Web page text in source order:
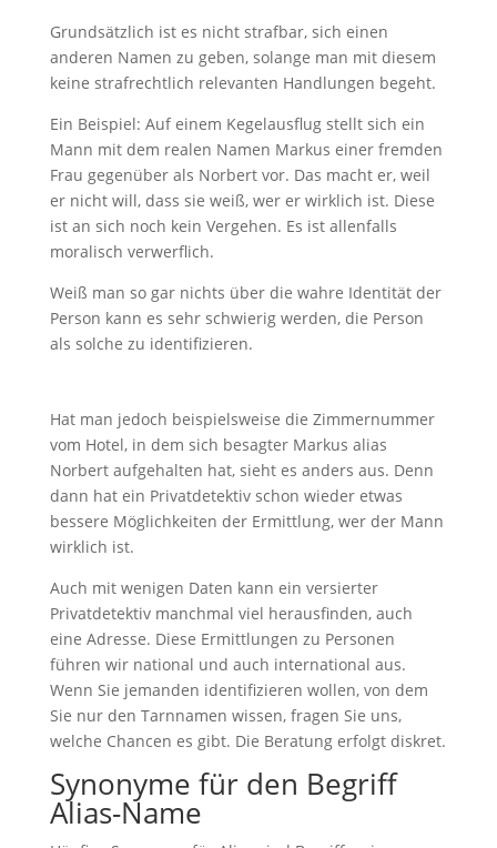
Grundsätzlich ist es nicht strafbar, sich einen
anderen Namen zu geben, solange man mit diesem
keine strafrechtlich relevanten Handlungen begeht.
Ein Beispiel: Auf einem Kegelausflug stellt sich ein
Mann mit dem realen Namen Markus einer fremden
Frau gegenüber als Norbert vor. Das macht er, weil
er nicht will, dass sie weiß, wer er wirklich ist. Diese
ist an sich noch kein Vergehen. Es ist allenfalls
moralisch verwerflich.
Weiß man so gar nichts über die wahre Identität der
Person kann es sehr schwierig werden, die Person
als solche zu identifizieren.
Hat man jedoch beispielsweise die Zimmernummer
vom Hotel, in dem sich besagter Markus alias
Norbert aufgehalten hat, sieht es anders aus. Denn
dann hat ein Privatdetektiv schon wieder etwas
bessere Möglichkeiten der Ermittlung, wer der Mann
wirklich ist.
Auch mit wenigen Daten kann ein versierter
Privatdetektiv manchmal viel herausfinden, auch
eine Adresse. Diese Ermittlungen zu Personen
führen wir national und auch international aus.
Wenn Sie jemanden identifizieren wollen, von dem
Sie nur den Tarnnamen wissen, fragen Sie uns,
welche Chancen es gibt. Die Beratung erfolgt diskret.
Synonyme für den Begriff
Alias-Name